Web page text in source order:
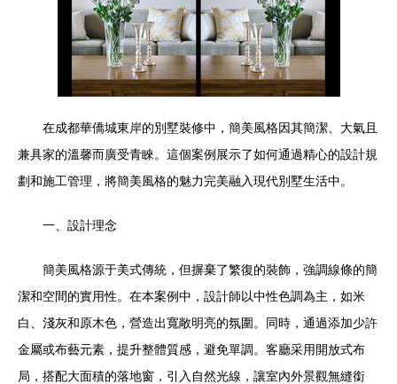
在成都華僑城東岸的別墅裝修中，簡美風格因其簡潔、大氣且
兼具家的溫馨而廣受青睞。這個案例展示了如何通過精心的設計規
劃和施工管理，將簡美風格的魅力完美融入現代別墅生活中。
一、設計理念
簡美風格源于美式傳統，但摒棄了繁復的裝飾，強調線條的簡
潔和空間的實用性。在本案例中，設計師以中性色調為主，如米
白、淺灰和原木色，營造出寬敞明亮的氛圍。同時，通過添加少許
金屬或布藝元素，提升整體質感，避免單調。客廳采用開放式布
局，搭配大面積的落地窗，引入自然光線，讓室內外景觀無縫銜